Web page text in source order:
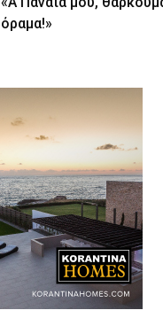
όραμα!»